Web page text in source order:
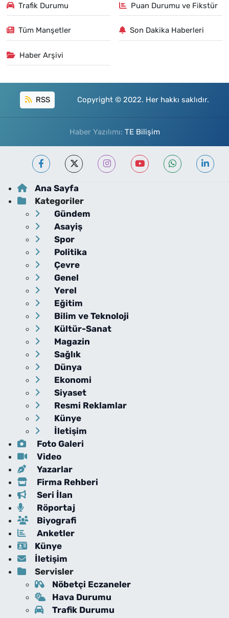
Trafik Durumu Puan Durumu ve Fikstür
Tüm Manşetler Son Dakika Haberleri
Haber Arşivi
RSS Copyright © 2022. Her hakkı saklıdır.
Haber Yazılımı: TE Bilişim
Ana Sayfa
Kategoriler
Gündem
Asayiş
Spor
Politika
Çevre
Genel
Yerel
Eğitim
Bilim ve Teknoloji
Kültür-Sanat
Magazin
Sağlık
Dünya
Ekonomi
Siyaset
Resmi Reklamlar
Künye
İletişim
Foto Galeri
Video
Yazarlar
Firma Rehberi
Seri İlan
Röportaj
Biyografi
Anketler
Künye
İletişim
Servisler
Nöbetçi Eczaneler
Hava Durumu
Trafik Durumu